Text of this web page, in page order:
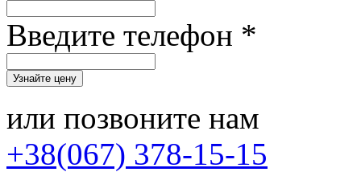
Введите телефон *
или позвоните нам
+38(067) 378-15-15